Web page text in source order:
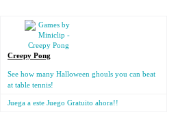
Creepy Pong
See how many Halloween ghouls you can beat
at table tennis!
Juega a este Juego Gratuito ahora!!